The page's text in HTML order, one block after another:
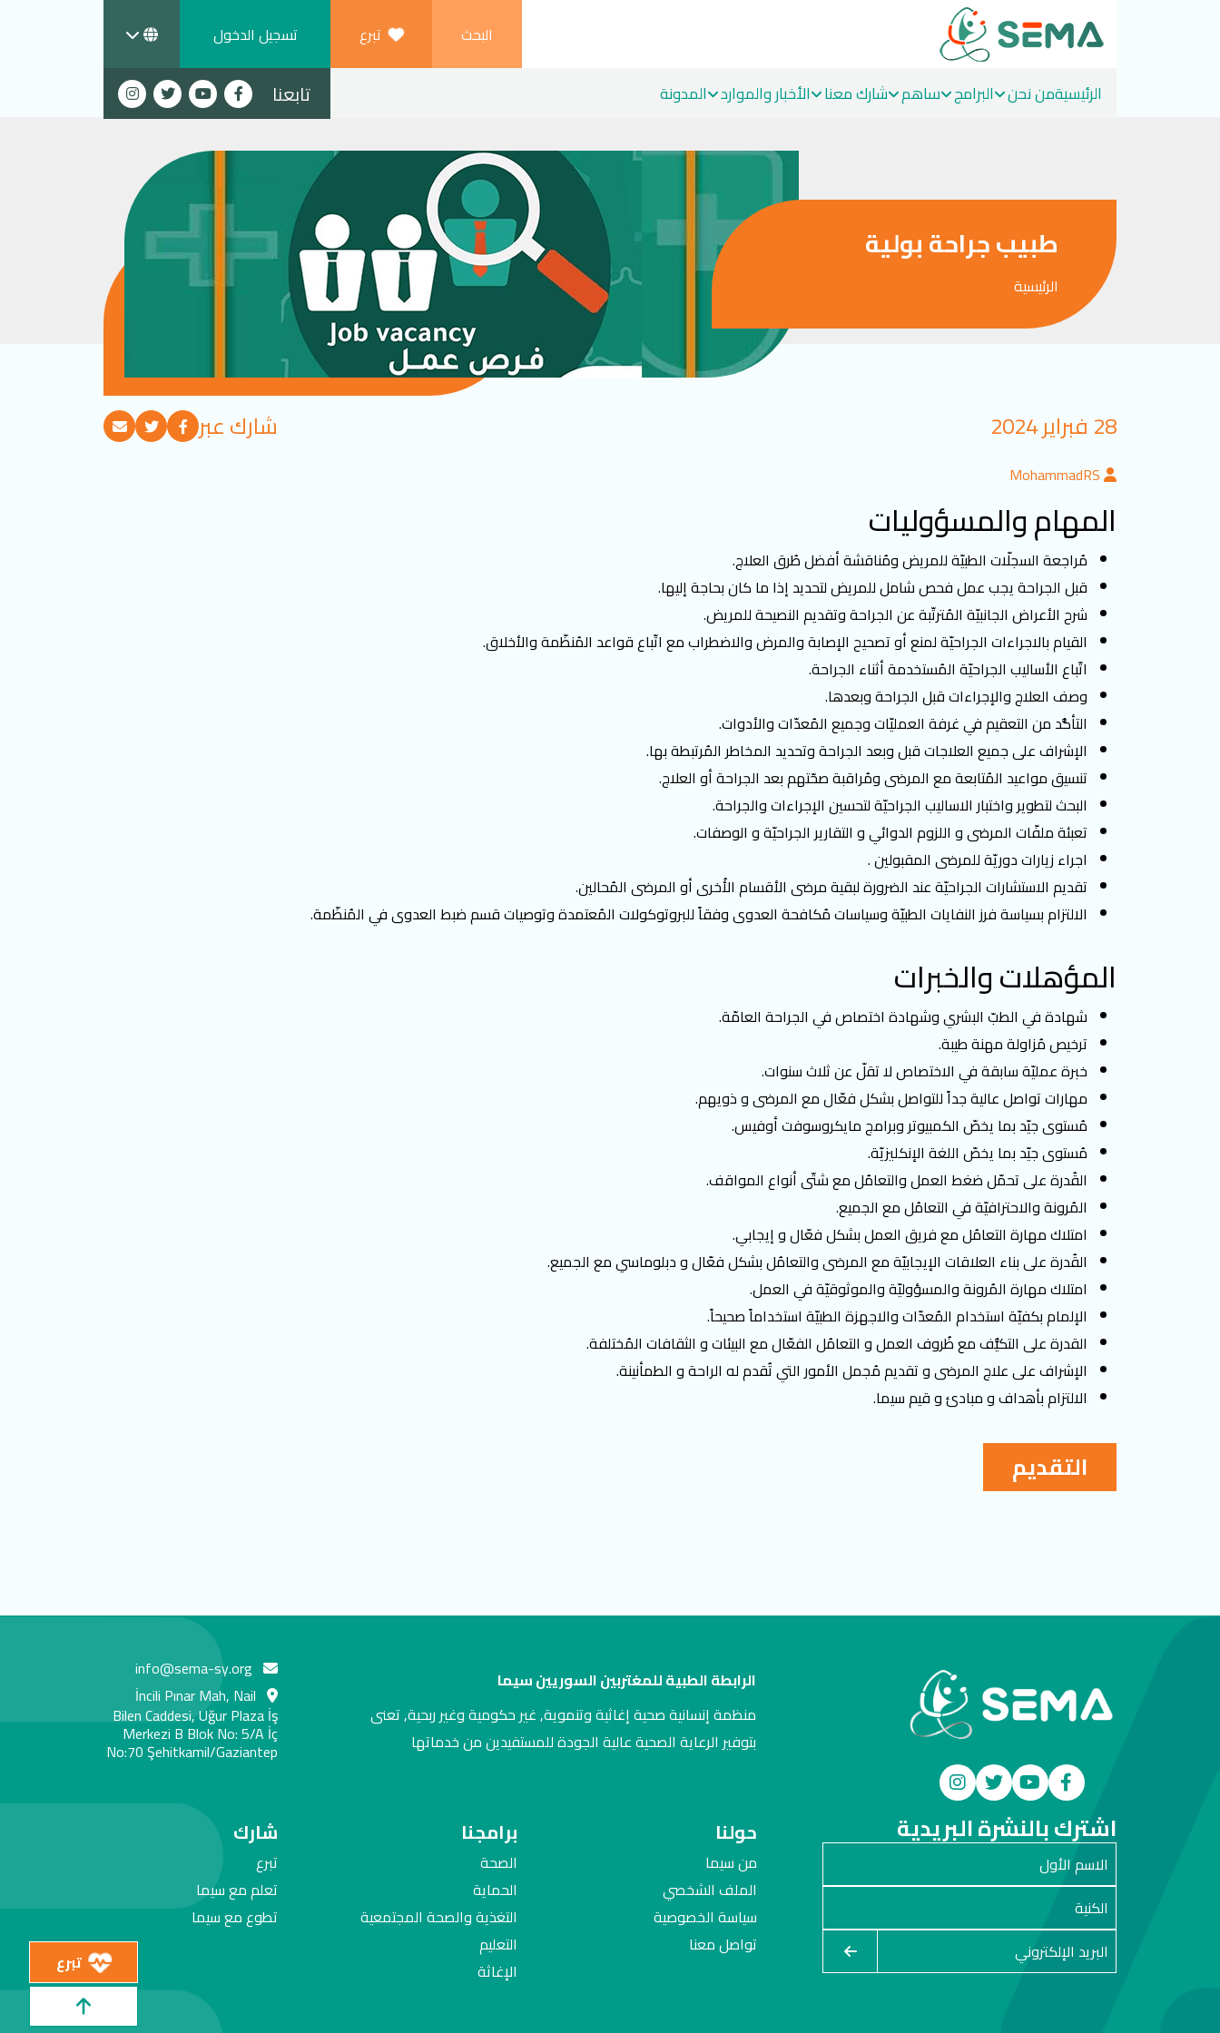
البحث تبرع تسجيل الدخول
الرئيسيةمن نحن البرامج ساهم شارك معنا الأخبار والموارد المدونة تابعنا
طبيب جراحة بولية
الرئيسية
28 فبراير 2024 شارك عبر
MohammadRS
المهام والمسؤوليات
مُراجعة السجلّات الطبيّة للمريض ومُناقشة أفضل طُرق العلاج.
قبل الجراحة يجب عمل فحص شامل للمريض لتحديد إذا ما كان بحاجة إليها.
شرح الأعراض الجانبيّة المُترتّبة عن الجراحة وتقديم النصيحة للمريض.
القيام بالاجراءات الجراحيّة لمنع أو تصحيح الإصابة والمرض والاضطراب مع اتّباع قواعد المُنظّمة والأخلاق.
اتّباع الأساليب الجراحيّة المُستخدمة أثناء الجراحة.
وصف العلاج والإجراءات قبل الجراحة وبعدها.
التأكُّد من التعقيم في غرفة العمليّات وجميع المُعدّات والأدوات.
الإشراف على جميع العلاجات قبل وبعد الجراحة وتحديد المخاطر المُرتبطة بها.
تنسيق مواعيد المُتابعة مع المرضى ومُراقبة صحّتهم بعد الجراحة أو العلاج.
البحث لتطوير واختبار الاساليب الجراحيّة لتحسين الإجراءات والجراحة.
تعبئة ملفّات المرضى و اللزوم الدوائي و التقارير الجراحيّة و الوصفات.
اجراء زيارات دوريّة للمرضى المقبولين .
تقديم الاستشارات الجراحيّة عند الضرورة لبقية مرضى الأقسام الأُخرى أو المرضى المُحالين.
الالتزام بسياسة فرز النفايات الطبيّة وسياسات مُكافحة العدوى وفقاً للبروتوكولات المُعتمدة وتوصيات قسم ضبط العدوى في المُنظّمة.
المؤهلات والخبرات
شهادة في الطبّ البشري وشهادة اختصاص في الجراحة العامّة.
ترخيص مُزاولة مهنة طيبة.
خبرة عمليّة سابقة في الاختصاص لا تقلّ عن ثلاث سنوات.
مهارات تواصل عالية جداً للتواصل بشكل فعّال مع المرضى و ذويهم.
مُستوى جيّد بما يخصّ الكمبيوتر وبرامج مايكروسوفت أوفيس.
مُستوى جيّد بما يخصّ اللغة الإنكليزيّة.
القُدرة على تحمّل ضغط العمل والتعامُل مع شتّى أنواع المواقف.
المُرونة والاحترافيّة في التعامُل مع الجميع.
امتلاك مهارة التعامُل مع فريق العمل بشكل فعّال و إيجابي.
القُدرة على بناء العلاقات الإيجابيّة مع المرضى والتعامُل بشكل فعّال و دبلوماسي مع الجميع.
امتلاك مهارة المُرونة والمسؤوليّة والموثوقيّة في العمل.
الإلمام بكفيّة استخدام المُعدّات والاجهزة الطبيّة استخداماً صحيحاً.
القدرة على التكيُّف مع ظُروف العمل و التعامُل الفعّال مع البيئات و الثقافات المُختلفة.
الإشراف على علاج المرضى و تقديم مُجمل الأمور التي تُقدم له الراحة و الطمأنينة.
الالتزام بأهداف و مبادئ و قيم سيما.
التقديم
الرابطة الطبية للمغتربين السوريين سيما
منظمة إنسانية صحية إغاثية وتنموية, غير حكومية وغير ربحية, تعنى
بتوفير الرعاية الصحية عالية الجودة للمستفيدين من خدماتها
info@sema-sy.org
İncili Pınar Mah, Nail
Bilen Caddesi, Uğur Plaza İş
Merkezi B Blok No: 5/A İç
No:70 Şehitkamil/Gaziantep
اشترك بالنشرة البريدية حولنا
من سيما
الملف الشخصي
سياسة الخصوصية
تواصل معنا
برامجنا
الصحة
الحماية
التغذية والصحة المجتمعية
التعليم
الإغاثة
شارك
تبرع
تعلم مع سيما
تطوع مع سيما
تبرع